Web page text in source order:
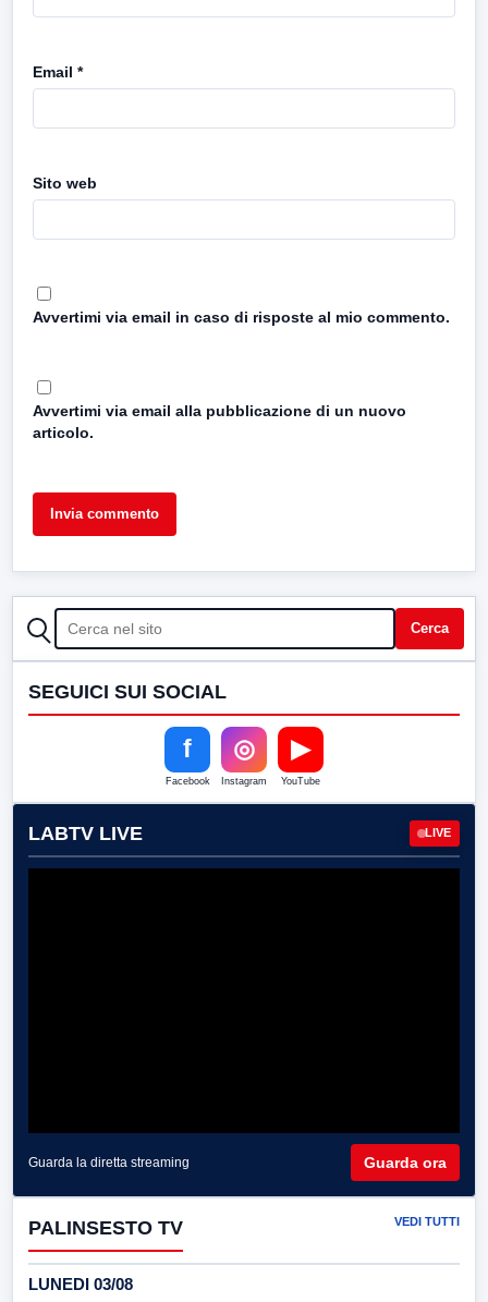
Email *
Sito web
Avvertimi via email in caso di risposte al mio commento.
Avvertimi via email alla pubblicazione di un nuovo
articolo.
CERCA Cerca
SEGUICI SUI SOCIAL
f
Facebook
◎
Instagram
▶
YouTube
LABTV LIVE LIVE
Guarda la diretta streaming Guarda ora
PALINSESTO TV VEDI TUTTI
LUNEDI 03/08